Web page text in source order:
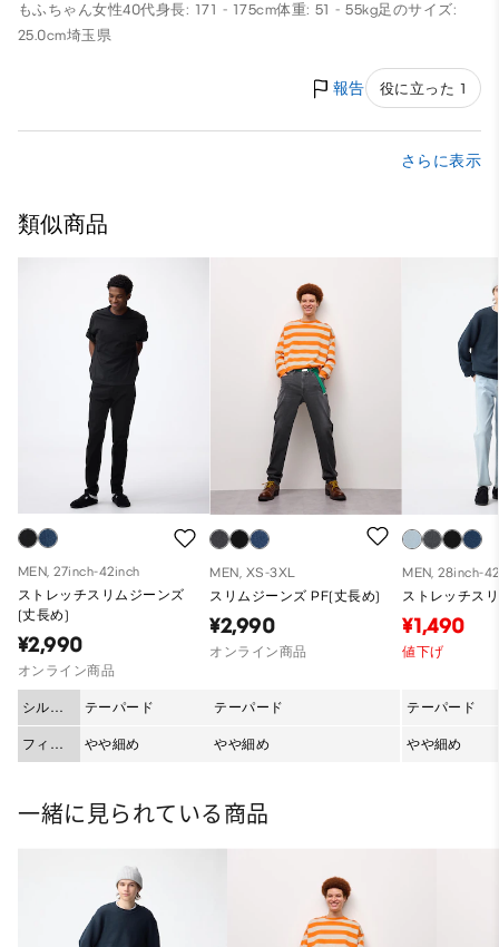
もふちゃん女性40代身長: 171 - 175cm体重: 51 - 55kg足のサイズ:
25.0cm埼玉県
報告 役に立った 1
さらに表示
類似商品
MEN, 27inch-42inch
ストレッチスリムジーンズ
(丈長め)
¥2,990
オンライン商品
シルエ
ット
テーパード
フィッ
ト
やや細め
MEN, XS-3XL
スリムジーンズ PF(丈長め)
¥2,990
オンライン商品
テーパード
やや細め
MEN, 28inch-
ストレッチス
¥1,490
値下げ
テーパード
やや細め
一緒に見られている商品